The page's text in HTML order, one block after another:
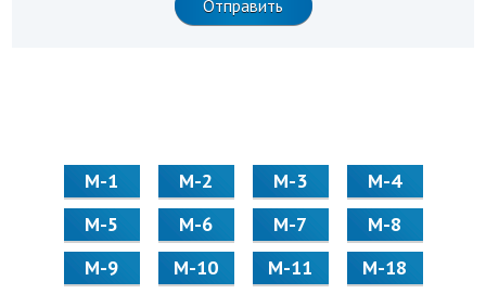
М-1 М-2 М-3
М-4
М-5
М-6 М-7
М-8
М-9
М-10 М-11
М-18